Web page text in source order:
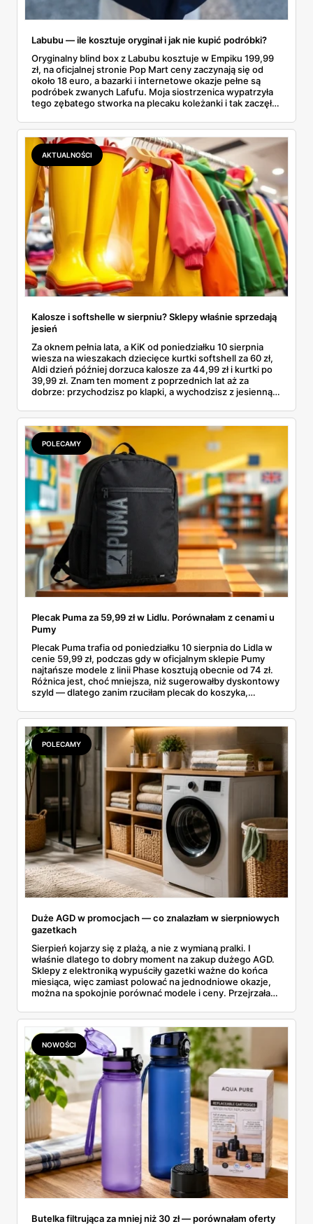
Labubu — ile kosztuje oryginał i jak nie kupić podróbki?
Oryginalny blind box z Labubu kosztuje w Empiku 199,99
zł, na oficjalnej stronie Pop Mart ceny zaczynają się od
około 18 euro, a bazarki i internetowe okazje pełne są
podróbek zwanych Lafufu. Moja siostrzenica wypatrzyła
tego zębatego stworka na plecaku koleżanki i tak zaczęło
kosztuje i po czym poznać, że sprzedawca nie wciska nam
podróbki. Spisałam wszystko, czego się dowiedziałam —
łącznie z jedną wpadką, o której za chwilę.
AKTUALNOŚCI
Kalosze i softshelle w sierpniu? Sklepy właśnie sprzedają
jesień
Za oknem pełnia lata, a KiK od poniedziałku 10 sierpnia
wiesza na wieszakach dziecięce kurtki softshell za 60 zł,
Aldi dzień później dorzuca kalosze za 44,99 zł i kurtki po
39,99 zł. Znam ten moment z poprzednich lat aż za
dobrze: przychodzisz po klapki, a wychodzisz z jesienną
pojawi się w gazetkach w przyszłym tygodniu i czy jest
sens kupować jesień, zanim skończą się wakacje.
POLECAMY
Plecak Puma za 59,99 zł w Lidlu. Porównałam z cenami u
Pumy
Plecak Puma trafia od poniedziałku 10 sierpnia do Lidla w
cenie 59,99 zł, podczas gdy w oficjalnym sklepie Pumy
najtańsze modele z linii Phase kosztują obecnie od 74 zł.
Różnica jest, choć mniejsza, niż sugerowałby dyskontowy
szyld — dlatego zanim rzuciłam plecak do koszyka,
rozpiska: co dokładnie sprzedaje Lidl, ile kosztują
odpowiedniki u producenta i komu ten zakup naprawdę
się opłaci.
POLECAMY
Duże AGD w promocjach — co znalazłam w sierpniowych
gazetkach
Sierpień kojarzy się z plażą, a nie z wymianą pralki. I
właśnie dlatego to dobry moment na zakup dużego AGD.
Sklepy z elektroniką wypuściły gazetki ważne do końca
miesiąca, więc zamiast polować na jednodniowe okazje,
można na spokojnie porównać modele i ceny. Przejrzałam
znalazłam, z cenami i terminami.
NOWOŚCI
Butelka filtrująca za mniej niż 30 zł — porównałam oferty